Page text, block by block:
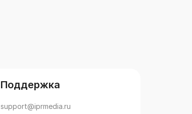
Поддержка
support@iprmedia.ru